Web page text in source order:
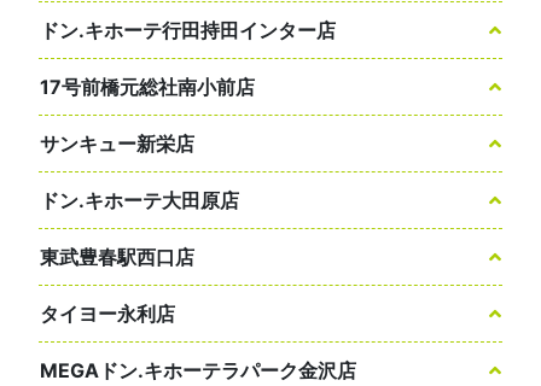
ドン.キホーテ行田持田インター店
17号前橋元総社南小前店
サンキュー新栄店
ドン.キホーテ大田原店
東武豊春駅西口店
タイヨー永利店
MEGAドン.キホーテラパーク金沢店